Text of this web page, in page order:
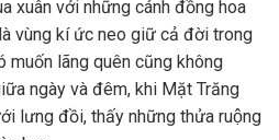
xuân với những cánh đồng hoa
vùng kí ức neo giữ cả đời trong
muốn lãng quên cũng không
ngày và đêm, khi Mặt Trăng
lưng đồi, thấy những thửa ruộng